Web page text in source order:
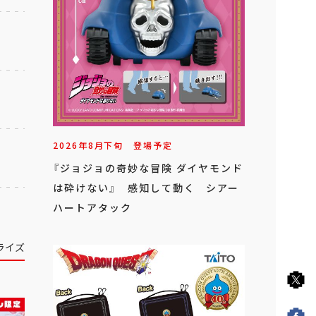
イズ
2026年8月下旬 登場予定
『ジョジョの奇妙な冒険 ダイヤモンド
は砕けない』 感知して動く シアー
ハートアタック